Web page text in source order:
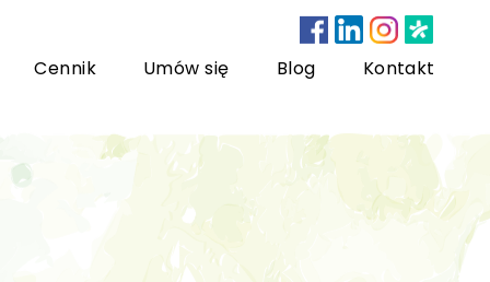
Cennik Umów się Blog Kontakt
bariatryczne